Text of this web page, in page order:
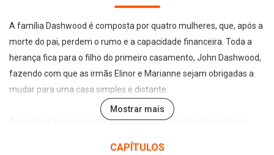
A família Dashwood é composta por quatro mulheres, que, após a
morte do pai, perdem o rumo e a capacidade financeira. Toda a
herança fica para o filho do primeiro casamento, John Dashwood,
fazendo com que as irmãs Elinor e Marianne sejam obrigadas a
mudar para uma casa simples e distante.
A narrativa tem como protagonistas as irmãs Dashwood mais
Mostrar mais
CAPÍTULOS